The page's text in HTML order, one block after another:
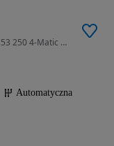
1991 cm3 • 211 KM • Mercedes GLC Coupé W253 250 4-Matic Salon Polska
Automatyczna